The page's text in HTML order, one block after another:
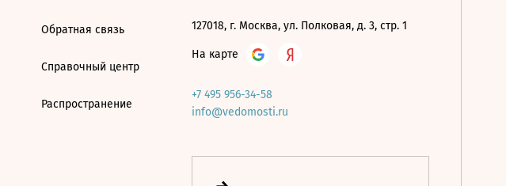
Обратная связь
Справочный центр
Распространение
127018, г. Москва, ул. Полковая, д. 3, стр. 1
На карте
+7 495 956-34-58
info@vedomosti.ru